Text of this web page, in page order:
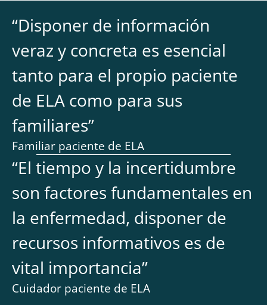
“Disponer de información
veraz y concreta es esencial
tanto para el propio paciente
de ELA como para sus
familiares”
Familiar paciente de ELA
“El tiempo y la incertidumbre
son factores fundamentales en
la enfermedad, disponer de
recursos informativos es de
vital importancia”
Cuidador paciente de ELA